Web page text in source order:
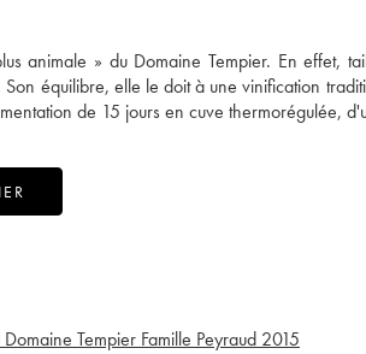
animale » du Domaine Tempier. En effet,
équilibre, elle le doit à une vinification
de 15 jours en cuve thermorégulée,
Tempier Famille Peyraud 2015